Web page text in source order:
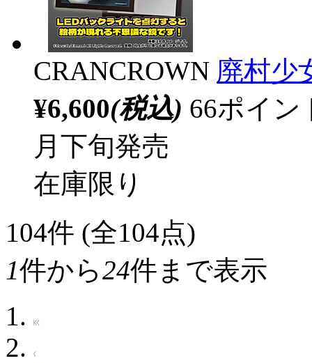
CRANCROWN 廃村少
¥6,600(税込) 66ポイ
月下旬発売
在庫限り
104件 (全104点)
1件から24件まで表示